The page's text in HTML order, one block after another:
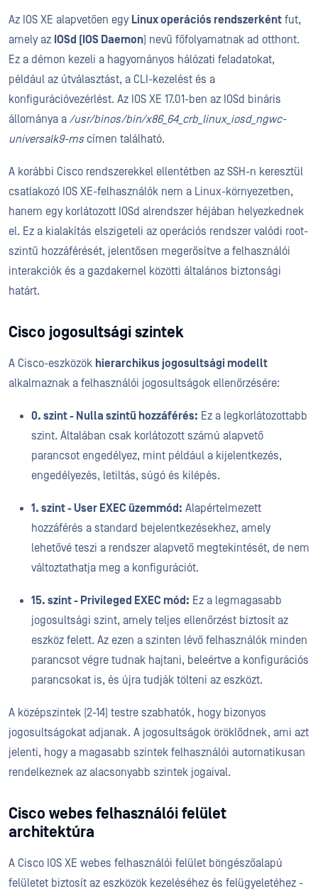
Az IOS XE alapvetően egy Linux operációs rendszerként fut,
amely az IOSd (IOS Daemon) nevű főfolyamatnak ad otthont.
Ez a démon kezeli a hagyományos hálózati feladatokat,
például az útválasztást, a CLI-kezelést és a
konfigurációvezérlést. Az IOS XE 17.01-ben az IOSd bináris
állománya a /usr/binos/bin/x86_64_crb_linux_iosd_ngwc-
universalk9-ms címen található.
A korábbi Cisco rendszerekkel ellentétben az SSH-n keresztül
csatlakozó IOS XE-felhasználók nem a Linux-környezetben,
hanem egy korlátozott IOSd alrendszer héjában helyezkednek
el. Ez a kialakítás elszigeteli az operációs rendszer valódi root-
szintű hozzáférését, jelentősen megerősítve a felhasználói
interakciók és a gazdakernel közötti általános biztonsági
határt.
Cisco jogosultsági szintek
A Cisco-eszközök hierarchikus jogosultsági modellt
alkalmaznak a felhasználói jogosultságok ellenőrzésére:
0. szint - Nulla szintű hozzáférés: Ez a legkorlátozottabb
szint. Általában csak korlátozott számú alapvető
parancsot engedélyez, mint például a kijelentkezés,
engedélyezés, letiltás, súgó és kilépés.
1. szint - User EXEC üzemmód: Alapértelmezett
hozzáférés a standard bejelentkezésekhez, amely
lehetővé teszi a rendszer alapvető megtekintését, de nem
változtathatja meg a konfigurációt.
15. szint - Privileged EXEC mód: Ez a legmagasabb
jogosultsági szint, amely teljes ellenőrzést biztosít az
eszköz felett. Az ezen a szinten lévő felhasználók minden
parancsot végre tudnak hajtani, beleértve a konfigurációs
parancsokat is, és újra tudják tölteni az eszközt.
A középszintek (2-14) testre szabhatók, hogy bizonyos
jogosultságokat adjanak. A jogosultságok öröklődnek, ami azt
jelenti, hogy a magasabb szintek felhasználói automatikusan
rendelkeznek az alacsonyabb szintek jogaival.
Cisco webes felhasználói felület
architektúra
A Cisco IOS XE webes felhasználói felület böngészőalapú
felületet biztosít az eszközök kezeléséhez és felügyeletéhez -